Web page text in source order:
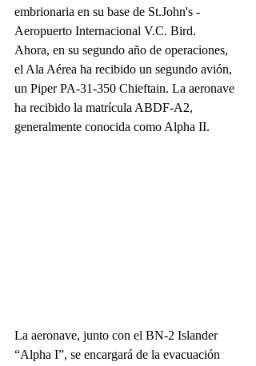
embrionaria en su base de St.John's -
Aeropuerto Internacional V.C. Bird.
Ahora, en su segundo año de operaciones,
el Ala Aérea ha recibido un segundo avión,
un Piper PA-31-350 Chieftain. La aeronave
ha recibido la matrícula ABDF-A2,
generalmente conocida como Alpha II.
La aeronave, junto con el BN-2 Islander
“Alpha I”, se encargará de la evacuación